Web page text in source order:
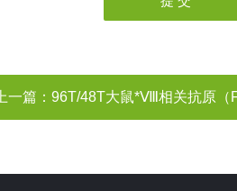
上一篇： 96T/48T大鼠*Ⅷ相关抗原